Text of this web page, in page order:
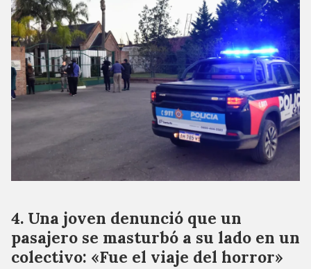
Una joven denunció que un
pasajero se masturbó a su lado en un
colectivo: «Fue el viaje del horror»